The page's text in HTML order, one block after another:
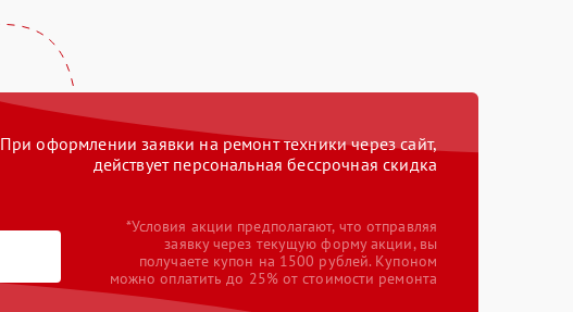
При оформлении заявки на ремонт техники через сайт,
действует персональная бессрочная скидка
*Условия акции предполагают, что отправляя
заявку через текущую форму акции, вы
получаете купон на 1500 рублей. Купоном
можно оплатить до 25% от стоимости ремонта